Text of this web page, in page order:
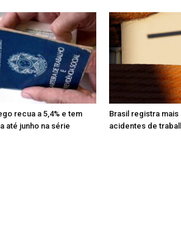
recua a 5,4% e tem
até junho na série
Brasil registra mais
acidentes de